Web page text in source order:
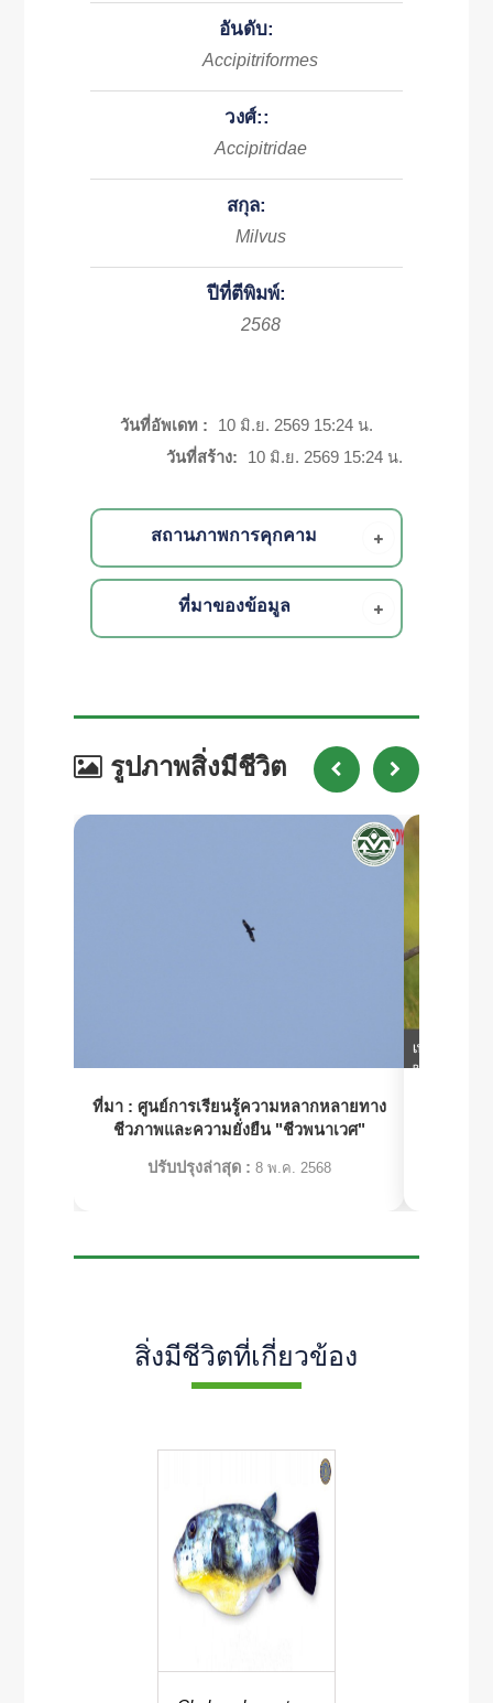
อันดับ:
Accipitriformes
วงศ์::
Accipitridae
สกุล:
Milvus
ปีที่ตีพิมพ์:
2568
วันที่อัพเดท :
10 มิ.ย. 2569 15:24 น.
วันที่สร้าง:
10 มิ.ย. 2569 15:24 น.
สถานภาพการคุกคาม
ที่มาของข้อมูล
รูปภาพสิ่งมีชีวิต
ที่มา : ศูนย์การเรียนรู้ความหลากหลายทาง
ชีวภาพและความยั่งยืน "ชีวพนาเวศ"
ปรับปรุงล่าสุด : 8 พ.ค. 2568
สิ่งมีชีวิตที่เกี่ยวข้อง